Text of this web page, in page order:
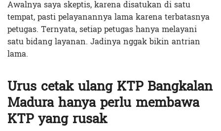
Awalnya saya skeptis, karena disatukan di satu
tempat, pasti pelayanannya lama karena terbatasnya
petugas. Ternyata, setiap petugas hanya melayani
satu bidang layanan. Jadinya nggak bikin antrian
lama.
Urus cetak ulang KTP Bangkalan
Madura hanya perlu membawa
KTP yang rusak